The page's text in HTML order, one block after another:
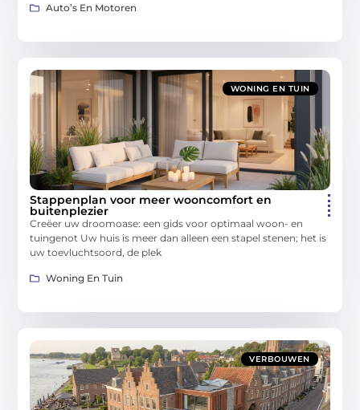
Auto’s En Motoren
WONING EN TUIN
Stappenplan voor meer wooncomfort en
buitenplezier
Creëer uw droomoase: een gids voor optimaal woon- en
tuingenot Uw huis is meer dan alleen een stapel stenen; het is
uw toevluchtsoord, de plek
Woning En Tuin
VERBOUWEN